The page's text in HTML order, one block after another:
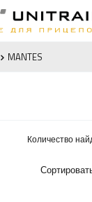
MANTES
Количество